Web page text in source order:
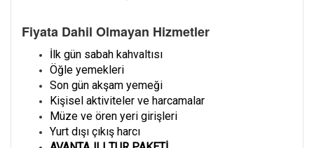
Fiyata Dahil Olmayan Hizmetler
İlk gün sabah kahvaltısı
Öğle yemekleri
Son gün akşam yemeği
Kişisel aktiviteler ve harcamalar
Müze ve ören yeri girişleri
Yurt dışı çıkış harcı